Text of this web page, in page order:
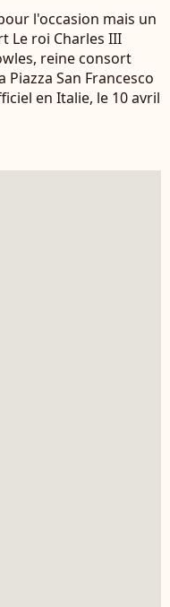
l'occasion mais un
Le roi Charles III
reine consort
San Francesco
en Italie, le 10 avril